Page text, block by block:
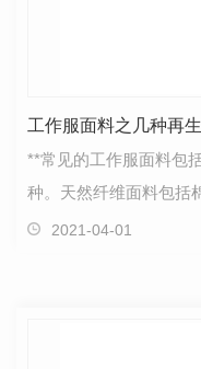
工作服面料之几种再
**常见的工作服面料包
种。天然纤维面料包括
包括再生纤维面料和合
2021-04-01